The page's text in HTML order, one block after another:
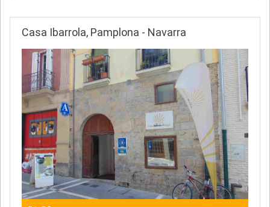
Casa Ibarrola, Pamplona - Navarra